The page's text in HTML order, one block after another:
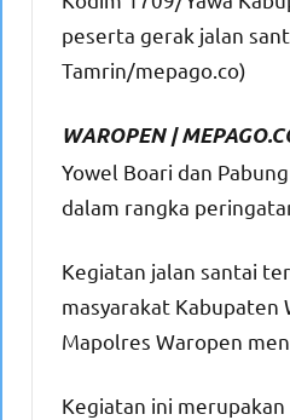
peserta gerak jalan
Tamrin/mepago.co)
WAROPEN |
Yowel Boari dan
dalam rangka
Kegiatan jalan santai
masyarakat Kabupaten
Mapolres Waropen
Kegiatan ini